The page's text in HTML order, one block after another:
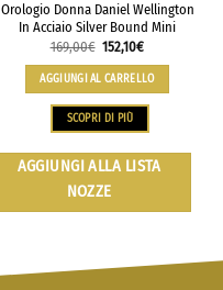
Orologio Donna Daniel Wellington
In Acciaio Silver Bound Mini
169,00€ 152,10€
AGGIUNGI AL CARRELLO
SCOPRI DI PIÙ
AGGIUNGI ALLA LISTA
NOZZE